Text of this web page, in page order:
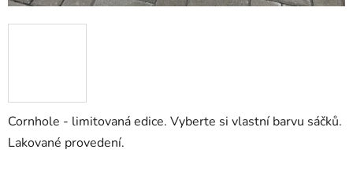
Cornhole - limitovaná edice. Vyberte si vlastní barvu sáčků.
Lakované provedení.